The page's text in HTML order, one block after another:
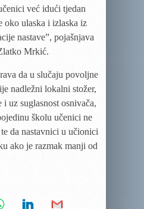
već idući tjedan
oko ulaska i izlaska iz
nastave”, pojašnjava
Mrkić.
da u slučaju povoljne
nadležni lokalni stožer,
uz suglasnost osnivača,
školu učenici ne
da nastavnici u učionici
ako je razmak manji od